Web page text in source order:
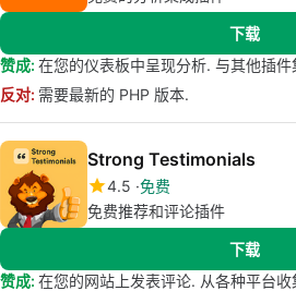
下载
赞成: 在您的仪表板中呈现分析. 与其他插
反对: 需要最新的 PHP 版本.
Strong Testimonials
4.5 免费
免费推荐和评论插件
下载
赞成: 在您的网站上发表评论. 从各种平台